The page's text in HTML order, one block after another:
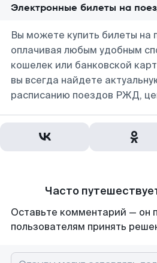
Электронные билеты на
Вы можете купить билеты на
оплачивая любым удобным
кошелек или банковской
вы всегда найдете
расписанию поездов РЖД,
Часто
Оставьте комментарий — он
пользователям принять